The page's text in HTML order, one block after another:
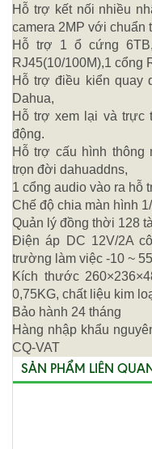
Hỗ trợ kết nối nhiều
camera 2MP với chuẩn
Hỗ trợ 1 ổ cứng
RJ45(10/100M),1 cổng
Hỗ trợ điều kiển quay
Dahua,
Hỗ trợ xem lại và trực
động.
Hỗ trợ cấu hình thông
trọn đời dahuaddns,
1 cổng audio vào ra hỗ
Chế độ chia màn hình
Quản lý đồng thời 128
Điện áp DC 12V/2A
trường làm việc -10 ~
Kích thước
0,75KG, chất liệu kim
Bảo hành 24 tháng
Hàng nhập khẩu
CQ-VAT
SẢN PHẨM LIÊN